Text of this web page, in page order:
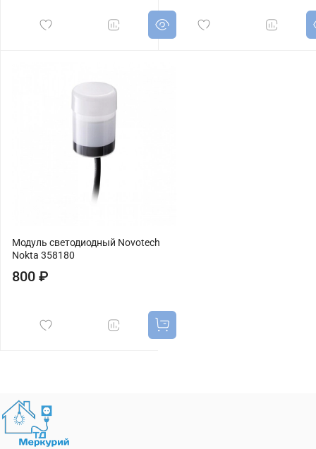
Модуль светодиодный Novotech
Nokta 358180
800 ₽